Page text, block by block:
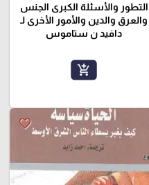
التطور والأسئلة الكبرى الجنس
والعرق والدين والأمور الأخرى لـ
دافيد ن ستاموس
add_shopping_cart
favorite_border